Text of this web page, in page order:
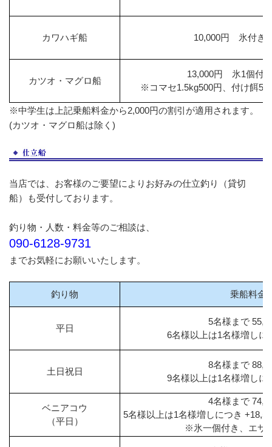
カワハギ船 10,000円 氷付き
カツオ・マグロ船
13,000円 氷1個付
※コマセ1.5kg500円、付け餌
※中学生は上記乗船料金から2,000円の割引が適用されます。
(カツオ・マグロ船は除く)
当店では、お客様のご要望によりお好みの仕立釣り（貸切
船）も受付しております。
釣り物・人数・料金等のご相談は、
090-6128-9731
までお気軽にお願いいたします。
釣り物 乗船料金
平日
5名様まで
6名様以上は1名様増しに
土日祝日
8名様まで
9名様以上は1名様増しに
ベニアコウ
（平日）
4名様まで
5名様以上は1名様増しにつき
※氷一個付き、エサ